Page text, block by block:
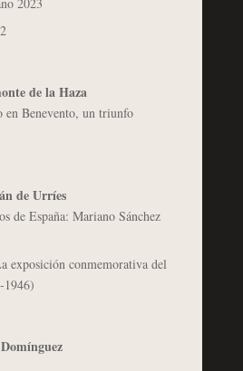
de la Haza
Benevento, un triunfo
de Urríes
de España: Mariano Sánchez
exposición conmemorativa del
1946)